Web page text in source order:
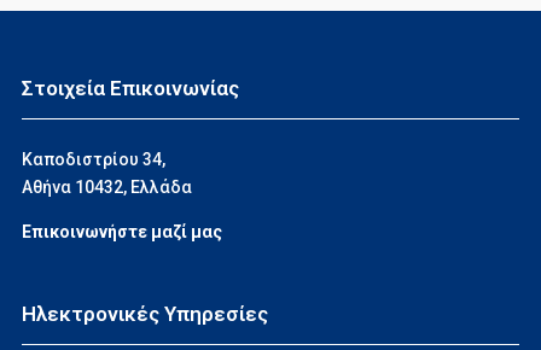
Στοιχεία Επικοινωνίας
Καποδιστρίου 34,
Αθήνα 10432, Ελλάδα
Επικοινωνήστε μαζί μας
Ηλεκτρονικές Υπηρεσίες